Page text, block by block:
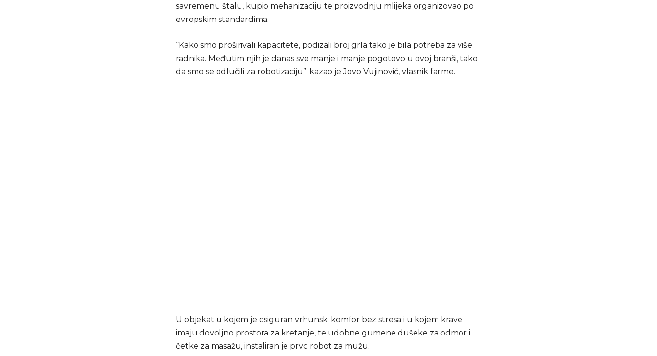
savremenu štalu, kupio mehanizaciju te proizvodnju mlijeka organizovao po
evropskim standardima.
“Kako smo proširivali kapacitete, podizali broj grla tako je bila potreba za više
radnika. Međutim njih je danas sve manje i manje pogotovo u ovoj branši, tako
da smo se odlučili za robotizaciju”, kazao je Jovo Vujinović, vlasnik farme.
U objekat u kojem je osiguran vrhunski komfor bez stresa i u kojem krave
imaju dovoljno prostora za kretanje, te udobne gumene dušeke za odmor i
četke za masažu, instaliran je prvo robot za mužu.